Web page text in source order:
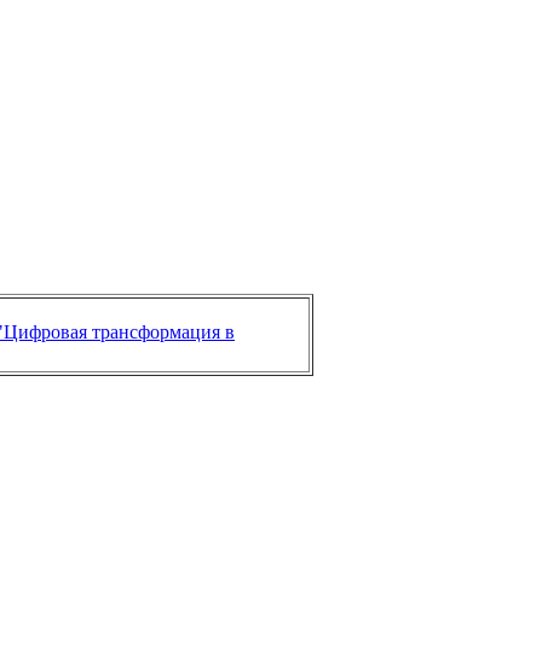
трансформация в